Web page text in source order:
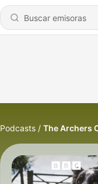
Podcasts The Archers